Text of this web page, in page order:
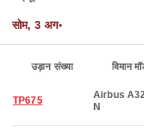
सोम, 3 अग॰
उड़ान संख्या विमान
TP675
Airbus
N